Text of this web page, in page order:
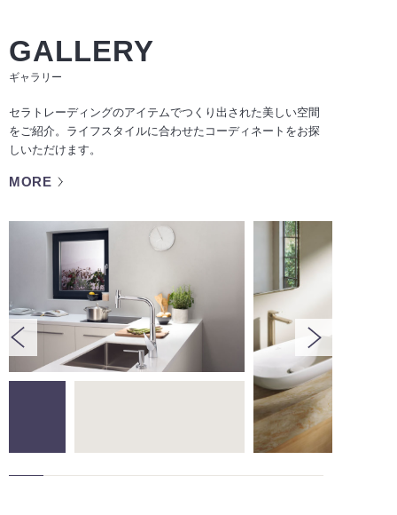
GALLERY
ギャラリー
セラトレーディングのアイテムでつくり出された美しい空間
をご紹介。ライフスタイルに合わせたコーディネートをお探
しいただけます。
MORE